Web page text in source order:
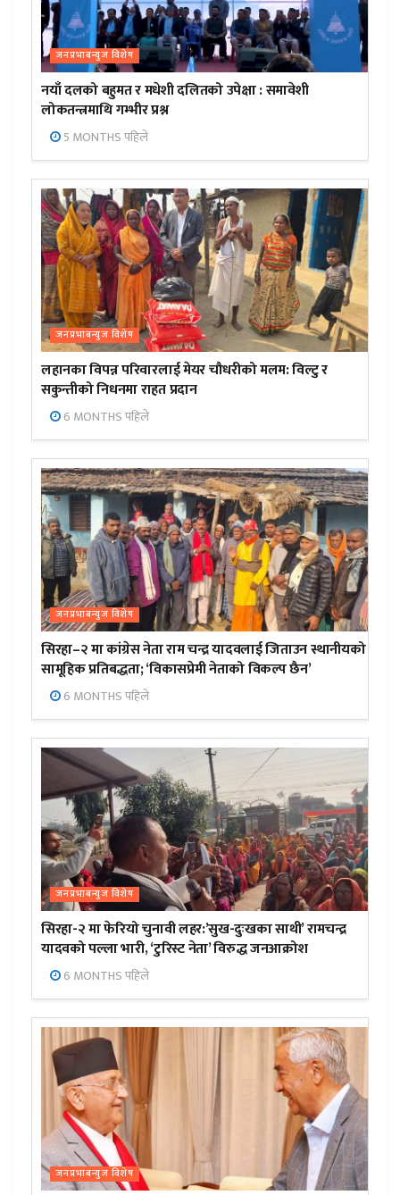
जनप्रभाबन्युज विशेष
नयाँ दलको बहुमत र मधेशी दलितको उपेक्षा : समावेशी
लोकतन्त्रमाथि गम्भीर प्रश्न
5 MONTHS पहिले
जनप्रभाबन्युज विशेष
लहानका विपन्न परिवारलाई मेयर चौधरीको मलम: विल्टु र
सकुन्तीको निधनमा राहत प्रदान
6 MONTHS पहिले
जनप्रभाबन्युज विशेष
सिरहा–२ मा कांग्रेस नेता राम चन्द्र यादवलाई जिताउन स्थानीयको
सामूहिक प्रतिबद्धता; ‘विकासप्रेमी नेताको विकल्प छैन’
6 MONTHS पहिले
जनप्रभाबन्युज विशेष
सिरहा-२ मा फेरियो चुनावी लहर:’सुख-दुःखका साथी’ रामचन्द्र
यादवको पल्ला भारी, ‘टुरिस्ट नेता’ विरुद्ध जनआक्रोश
6 MONTHS पहिले
जनप्रभाबन्युज विशेष